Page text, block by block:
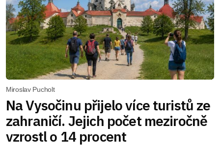
Miroslav Pucholt
Na Vysočinu přijelo více turistů ze
zahraničí. Jejich počet meziročně
vzrostl o 14 procent